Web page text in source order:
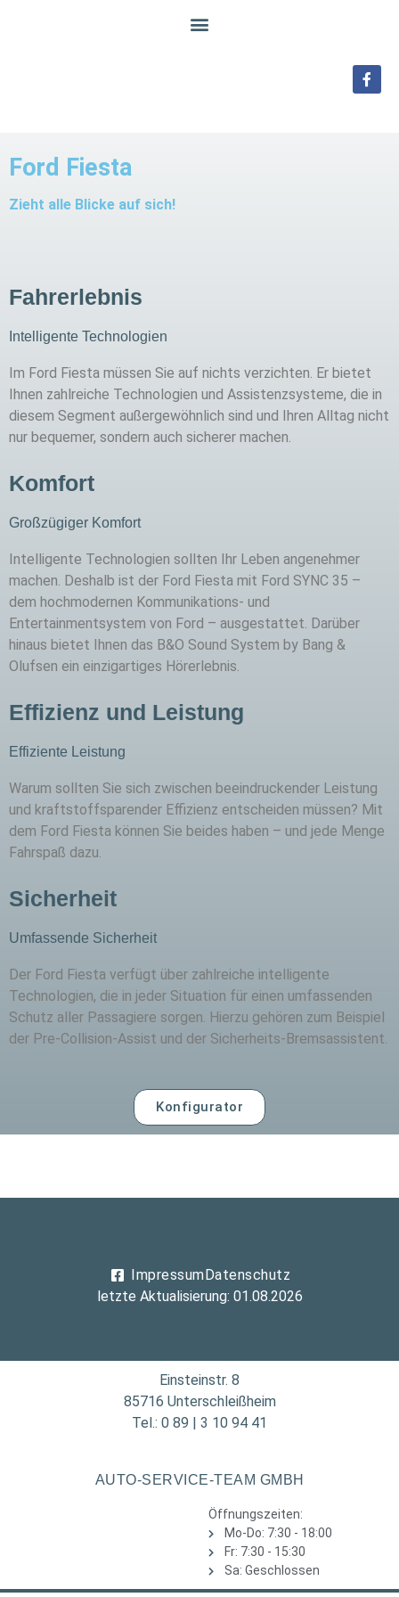
Ford Fiesta
Zieht alle Blicke auf sich!
Fahrerlebnis
Intelligente Technologien
Im Ford Fiesta müssen Sie auf nichts verzichten. Er bietet
Ihnen zahlreiche Technologien und Assistenzsysteme, die in
diesem Segment außergewöhnlich sind und Ihren Alltag nicht
nur bequemer, sondern auch sicherer machen.
Komfort
Großzügiger Komfort
Intelligente Technologien sollten Ihr Leben angenehmer
machen. Deshalb ist der Ford Fiesta mit Ford SYNC 35 –
dem hochmodernen Kommunikations- und
Entertainmentsystem von Ford – ausgestattet. Darüber
hinaus bietet Ihnen das B&O Sound System by Bang &
Olufsen ein einzigartiges Hörerlebnis.
Effizienz und Leistung
Effiziente Leistung
Warum sollten Sie sich zwischen beeindruckender Leistung
und kraftstoffsparender Effizienz entscheiden müssen? Mit
dem Ford Fiesta können Sie beides haben – und jede Menge
Fahrspaß dazu.
Sicherheit
Umfassende Sicherheit
Der Ford Fiesta verfügt über zahlreiche intelligente
Technologien, die in jeder Situation für einen umfassenden
Schutz aller Passagiere sorgen. Hierzu gehören zum Beispiel
der Pre-Collision-Assist und der Sicherheits-Bremsassistent.
Konfigurator
ImpressumDatenschutz
letzte Aktualisierung: 01.08.2026
Einsteinstr. 8
85716 Unterschleißheim
Tel.: 0 89 | 3 10 94 41
AUTO-SERVICE-TEAM GMBH
Öffnungszeiten:
Mo-Do: 7:30 - 18:00
Fr: 7:30 - 15:30
Sa: Geschlossen